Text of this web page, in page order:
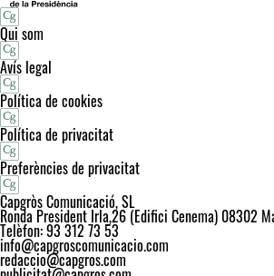
Qui som
Avís legal
Política de cookies
Política de privacitat
Preferències de privacitat
Capgròs Comunicació, SL
Ronda President Irla,26 (Edifici Cenema) 08302
Telèfon: 93 312 73 53
info@capgroscomunicacio.com
redaccio@capgros.com